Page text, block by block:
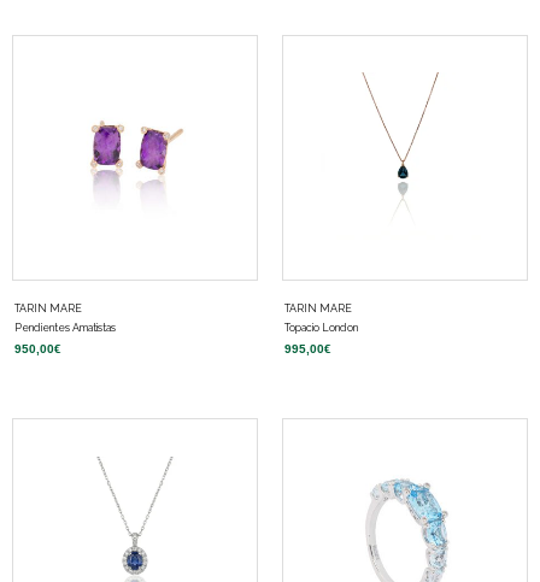
TARIN MARE
Pendientes Amatistas
950,00€
TARIN MARE
Topacio London
995,00€